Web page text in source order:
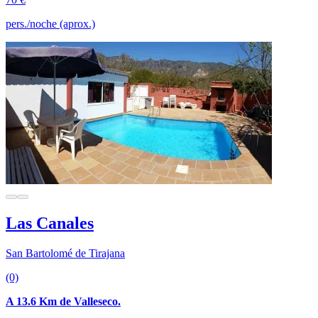
pers./noche (aprox.)
Las Canales
San Bartolomé de Tirajana
(0)
A 13.6 Km de Valleseco.